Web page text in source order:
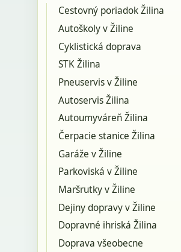
Cestovný poriadok Žilina
Autoškoly v Žiline
Cyklistická doprava
STK Žilina
Pneuservis v Žiline
Autoservis Žilina
Autoumyváreň Žilina
Čerpacie stanice Žilina
Garáže v Žiline
Parkoviská v Žiline
Maršrutky v Žiline
Dejiny dopravy v Žiline
Dopravné ihriská Žilina
Doprava všeobecne